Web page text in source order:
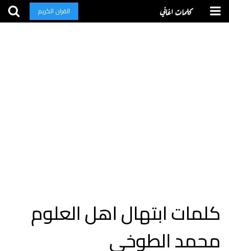
كلمات اغاني القران الكريم
كلمات ابتهال اهل العلوم
محمد الطوخي